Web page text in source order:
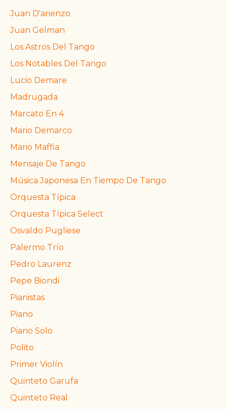
Juan D'arienzo
Juan Gelman
Los Astros Del Tango
Los Notables Del Tango
Lucio Demare
Madrugada
Marcato En 4
Mario Demarco
Mario Maffia
Mensaje De Tango
Música Japonesa En Tiempo De Tango
Orquesta Típica
Orquesta Típica Select
Osvaldo Pugliese
Palermo Trío
Pedro Laurenz
Pepe Biondi
Pianistas
Piano
Piano Solo
Polito
Primer Violín
Quinteto Garufa
Quinteto Real